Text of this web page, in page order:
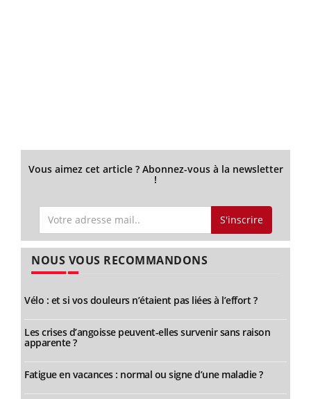
Vous aimez cet article ? Abonnez-vous à la newsletter
!
S'inscrire
NOUS VOUS RECOMMANDONS
Vélo : et si vos douleurs n’étaient pas liées à l’effort ?
Les crises d’angoisse peuvent-elles survenir sans raison
apparente ?
Fatigue en vacances : normal ou signe d’une maladie ?